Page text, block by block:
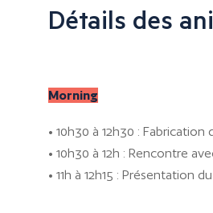
Détails des
Morning
• 10h30 à 12h30 :
• 10h30 à 12h : Rencontre
• 11h à 12h15 : Présentation